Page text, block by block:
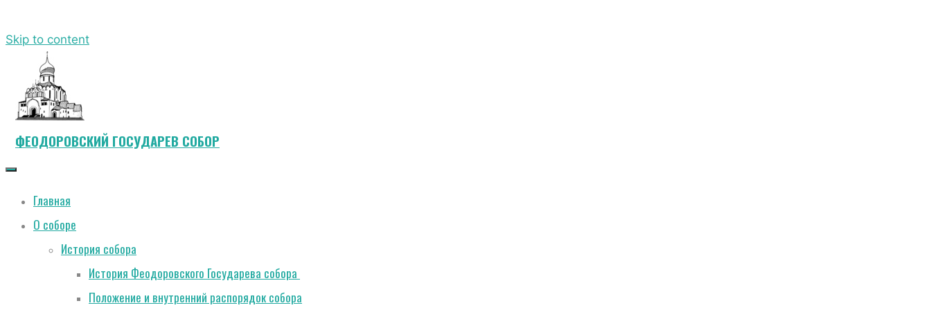
Skip to content
ФЕОДОРОВСКИЙ ГОСУДАРЕВ СОБОР
Главная
О соборе
История собора
История Феодоровского Государева собора
Положение и внутренний распорядок собора